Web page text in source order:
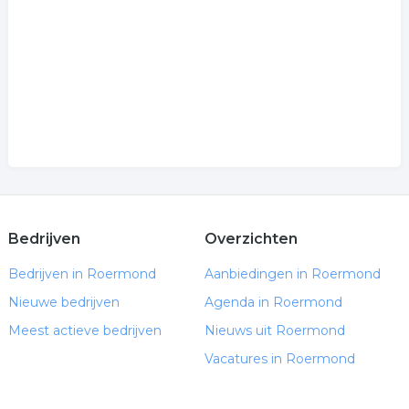
Bedrijven
Bedrijven in Roermond
Nieuwe bedrijven
Meest actieve bedrijven
Overzichten
Aanbiedingen in Roermond
Agenda in Roermond
Nieuws uit Roermond
Vacatures in Roermond